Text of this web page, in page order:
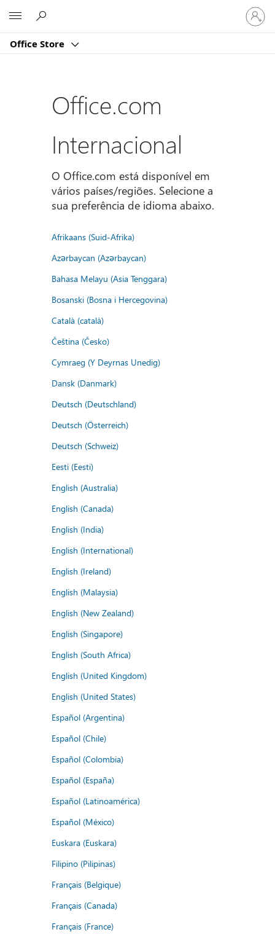
Office Store
Iniciar
sessão
na
Office.com
Internacional
O Office.com está disponível em
vários países/regiões. Selecione a
sua preferência de idioma abaixo.
Afrikaans (Suid-Afrika)
Azərbaycan (Azərbaycan)
Bahasa Melayu (Asia Tenggara)
Bosanski (Bosna i Hercegovina)
Català (català)
Čeština (Česko)
Cymraeg (Y Deyrnas Unedig)
Dansk (Danmark)
Deutsch (Deutschland)
Deutsch (Österreich)
Deutsch (Schweiz)
Eesti (Eesti)
English (Australia)
English (Canada)
English (India)
English (International)
English (Ireland)
English (Malaysia)
English (New Zealand)
English (Singapore)
English (South Africa)
English (United Kingdom)
English (United States)
Español (Argentina)
Español (Chile)
Español (Colombia)
Español (España)
Español (Latinoamérica)
Español (México)
Euskara (Euskara)
Filipino (Pilipinas)
Français (Belgique)
Français (Canada)
Français (France)